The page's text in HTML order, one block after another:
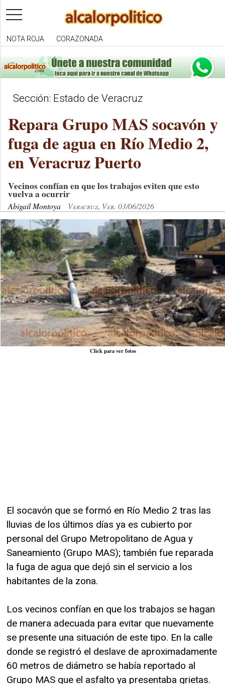
toggle
navigation
NOTA ROJA CORAZONADA
Sección: Estado de Veracruz
Repara Grupo MAS socavón y
fuga de agua en Río Medio 2,
en Veracruz Puerto
Vecinos confían en que los trabajos eviten que esto
vuelva a ocurrir
Abigail Montoya Veracruz, Ver. 03/06/2026
Click para ver fotos
El socavón que se formó en Río Medio 2 tras las
lluvias de los últimos días ya es cubierto por
personal del Grupo Metropolitano de Agua y
Saneamiento (Grupo MAS); también fue reparada
la fuga de agua que dejó sin el servicio a los
habitantes de la zona.
Los vecinos confían en que los trabajos se hagan
de manera adecuada para evitar que nuevamente
se presente una situación de este tipo. En la calle
donde se registró el deslave de aproximadamente
60 metros de diámetro se había reportado al
Grupo MAS que el asfalto ya presentaba grietas.